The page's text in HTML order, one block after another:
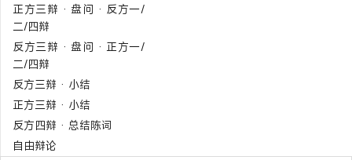
正方三辩 · 盘问 · 反方一/
二/四辩
反方三辩 · 盘问 · 正方一/
二/四辩
反方三辩 · 小结
正方三辩 · 小结
反方四辩 · 总结陈词
自由辩论